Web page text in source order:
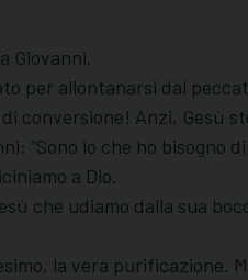
Giovanni.
per allontanarsi dal
Anzi, Gesù
“Sono io che ho bisogno
a Dio.
che udiamo dalla sua
la vera purificazione.